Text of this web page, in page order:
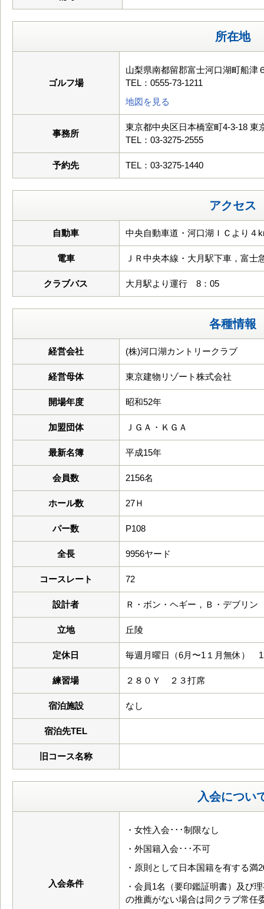
所在地
ゴルフ場
山梨県南都留郡富士河口湖町船津
TEL：0555-73-1211
地図を見る
事務所
東京都中央区日本橋室町4-3-18 東
TEL：03-3275-2555
予約先 TEL：03-3275-1440
アクセス
自動車 中央自動車道・河口湖ＩＣより４
電車 ＪＲ中央本線・大月駅下車，富士
クラブバス 大月駅より運行 8：05
各種情報
経営会社 (株)河口湖カントリークラブ
経営母体 東京建物リゾート株式会社
開場年度 昭和52年
加盟団体 ＪＧＡ・ＫＧＡ
最新名簿 平成15年
会員数 2156名
ホール数 27Ｈ
パー数 P108
全長 9956ヤード
コースレート 72
設計者 Ｒ・ボン・ヘギー，Ｂ・デブリン
立地 丘陵
定休日 毎週月曜日（6月〜1１月無休）
練習場 ２８０Ｙ ２３打席
宿泊施設 なし
宿泊先TEL
旧コース名称
入会につい
入会条件
・女性入会･･･制限なし
・外国籍入会･･･不可
・原則として日本国籍を有する満
・会員1名（要印鑑証明書）及
の推薦がない場合は同クラブ常任